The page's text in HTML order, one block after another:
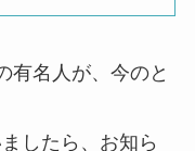
有名人が、今のと
したら、お知ら